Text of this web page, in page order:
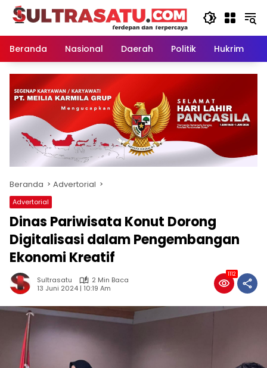
Langsung
Beranda
Nasional Daerah Politik Hukrim
Beranda Advertorial
Advertorial
Dinas Pariwisata Konut Dorong
Digitalisasi dalam Pengembangan
Ekonomi Kreatif
Sultrasatu
2 Min Baca
13 Juni 2024 | 10:19 Am
1112